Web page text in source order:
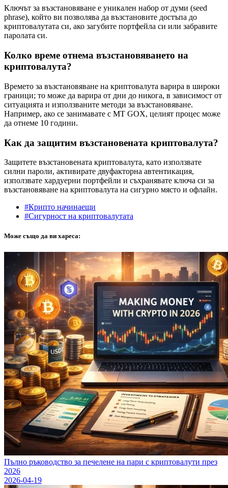
Ключът за възстановяване е уникален набор от думи (seed
phrase), който ви позволява да възстановите достъпа до
криптовалутата си, ако загубите портфейла си или забравите
паролата си.
Колко време отнема възстановяването на
криптовалута?
Времето за възстановяване на криптовалута варира в широки
граници; то може да варира от дни до никога, в зависимост от
ситуацията и използваните методи за възстановяване.
Например, ако се занимавате с MT GOX, целият процес може
да отнеме 10 години.
Как да защитим възстановената криптовалута?
Защитете възстановената криптовалута, като използвате
силни пароли, активирате двуфакторна автентикация,
използвате хардуерни портфейли и съхранявате ключа си за
възстановяване на криптовалута на сигурно място и офлайн.
#Крипто начинаещи
#Сигурност на криптовалутата
Може също да ви хареса:
Пълно ръководство за печелене на пари с криптовалути през
2026
2026-04-19